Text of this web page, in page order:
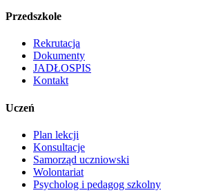
Przedszkole
Rekrutacja
Dokumenty
JADŁOSPIS
Kontakt
Uczeń
Plan lekcji
Konsultacje
Samorząd uczniowski
Wolontariat
Psycholog i pedagog szkolny